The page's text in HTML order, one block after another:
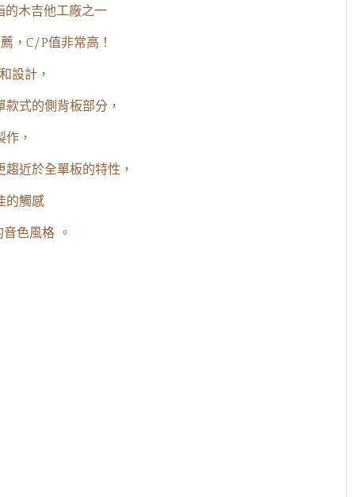
的木吉他工廠之一
，C/P值非常高！
設計，
式的側背板部分，
，
近於全單板的特性，
的觸感
色風格 。